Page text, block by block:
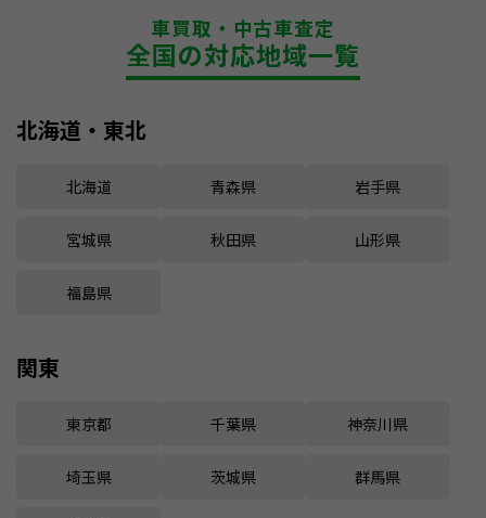
車買取・中古車査定
全国の対応地域一覧
北海道・東北
北海道 青森県 岩手県
宮城県 秋田県 山形県
福島県
関東
東京都 千葉県 神奈川県
埼玉県 茨城県 群馬県